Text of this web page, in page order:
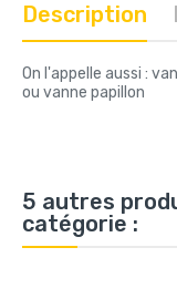
Description
On l'appelle aussi :
ou vanne papillon
5 autres
catégorie :